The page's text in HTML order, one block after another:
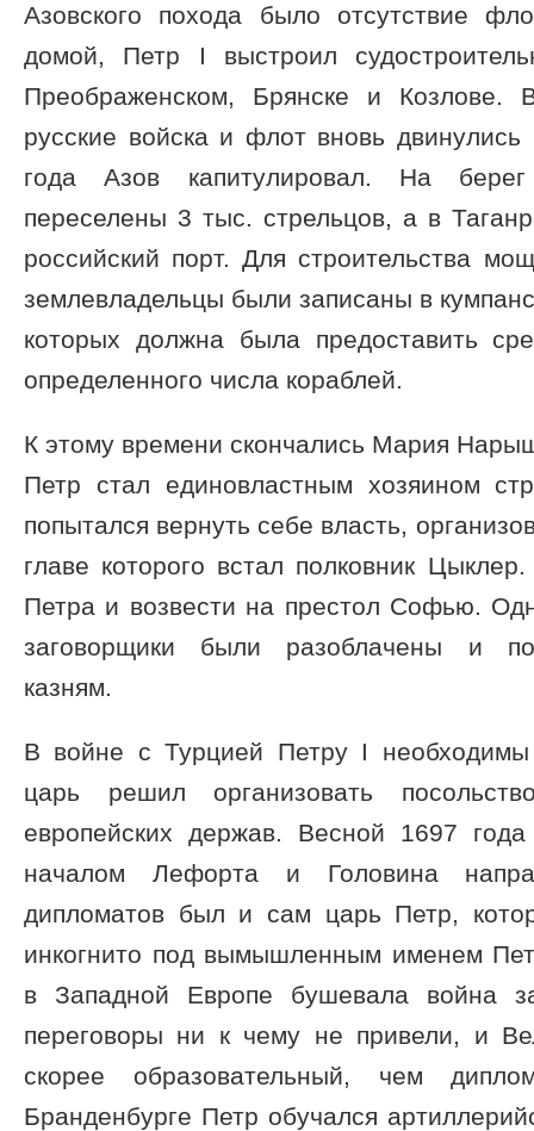
Азовского похода было отсутствие
домой, Петр I выстроил
Преображенском, Брянске и
русские войска и флот вновь
года Азов капитулировал. На
переселены 3 тыс. стрельцов, а в
российский порт. Для строительства
землевладельцы были записаны в
которых должна была предоставить
определенного числа кораблей.
К этому времени скончались Мария
Петр стал единовластным хозяином
попытался вернуть себе власть,
главе которого встал полковник
Петра и возвести на престол Софью.
заговорщики были разоблачены и
казням.
В войне с Турцией Петру I
царь решил организовать
европейских держав. Весной 1697
началом Лефорта и Головина
дипломатов был и сам царь Петр,
инкогнито под вымышленным именем
в Западной Европе бушевала война
переговоры ни к чему не привели, и
скорее образовательный, чем
Бранденбурге Петр обучался